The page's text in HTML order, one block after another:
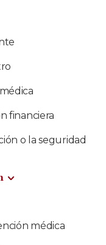
financiera
o la seguridad
médica